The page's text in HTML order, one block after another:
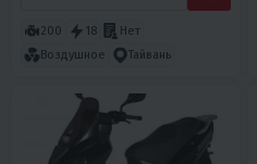
200 18
Нет
Воздушное
Тайвань